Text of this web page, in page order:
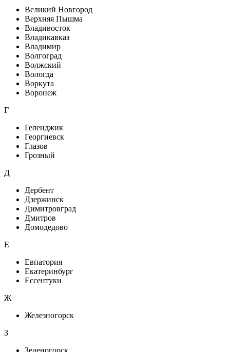
Великий Новгород
Верхняя Пышма
Владивосток
Владикавказ
Владимир
Волгоград
Волжский
Вологда
Воркута
Воронеж
Г
Геленджик
Георгиевск
Глазов
Грозный
Д
Дербент
Дзержинск
Димитровград
Дмитров
Домодедово
Е
Евпатория
Екатеринбург
Ессентуки
Ж
Железногорск
З
Зеленогорск